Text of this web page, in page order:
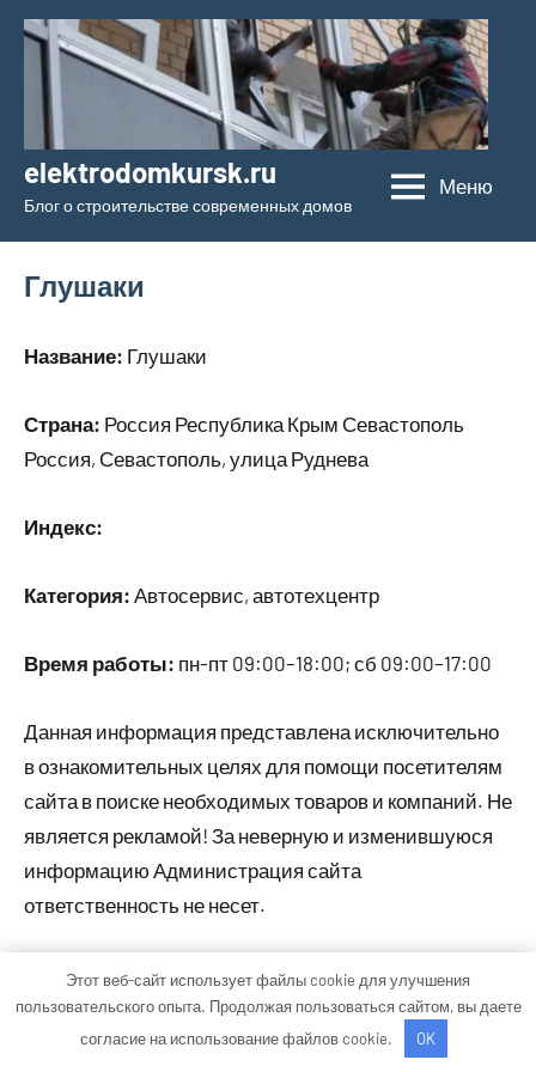
Перейти
содержимому
elektrodomkursk.ru
Блог о строительстве современных домов
Меню
Глушаки
Название: Глушаки
Страна: Россия Республика Крым Севастополь
Россия, Севастополь, улица Руднева
Индекс:
Категория: Автосервис, автотехцентр
Время работы: пн-пт 09:00–18:00; сб 09:00–17:00
Данная информация представлена исключительно
в ознакомительных целях для помощи посетителям
сайта в поиске необходимых товаров и компаний. Не
является рекламой! За неверную и изменившуюся
информацию Администрация сайта
ответственность не несет.
Тема WordPress: Occasio от ThemeZee.
Этот веб-сайт использует файлы cookie для улучшения
пользовательского опыта. Продолжая пользоваться сайтом, вы даете
согласие на использование файлов cookie.
OK